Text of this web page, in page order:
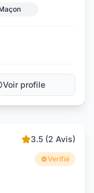
Voir profile
3.5 (2 Avis)
Verifié